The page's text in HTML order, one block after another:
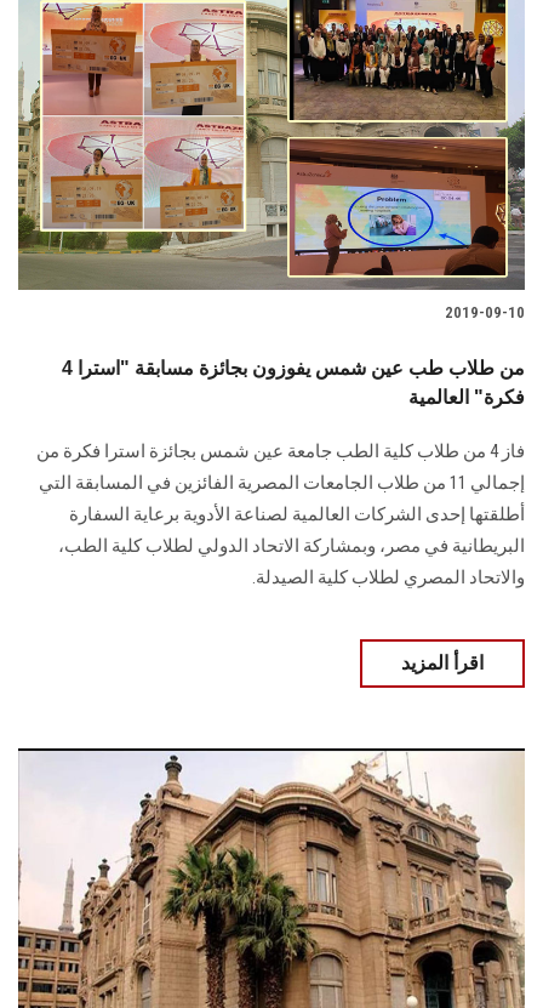
2019-09-10
4 من طلاب طب عين شمس يفوزون بجائزة مسابقة "استرا
فكرة" العالمية
فاز 4 من طلاب كلية الطب جامعة عين شمس بجائزة استرا فكرة من
إجمالي 11 من طلاب الجامعات المصرية الفائزين في المسابقة التي
أطلقتها إحدى الشركات العالمية لصناعة الأدوية برعاية السفارة
البريطانية في مصر، وبمشاركة الاتحاد الدولي لطلاب كلية الطب،
والاتحاد المصري لطلاب كلية الصيدلة.
اقرأ المزيد